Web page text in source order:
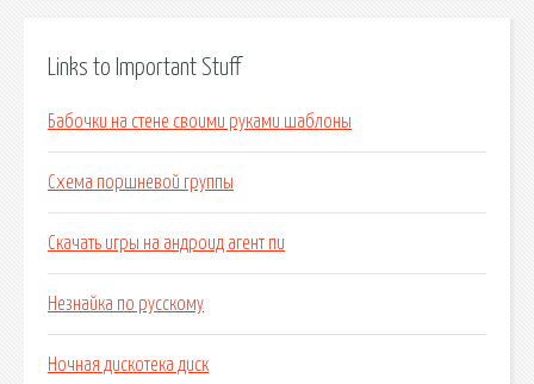
Links to Important Stuff
Бабочки на стене своими руками шаблоны
Схема поршневой группы
Скачать игры на андроид агент пи
Незнайка по русскому
Ночная дискотека диск